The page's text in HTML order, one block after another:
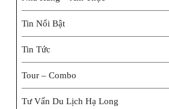
Tin Nổi Bật
Tin Tức
Tour – Combo
Tư Vấn Du Lịch Hạ Long